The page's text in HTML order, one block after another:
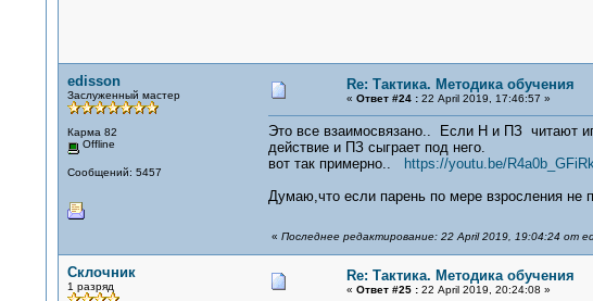
edisson
Заслуженный мастер
Карма 82
Offline
Сообщений: 5457
Re: Тактика. Методика обучения
« Ответ #24 :22 April 2019, 17:46:57 »
Это все взаимосвязано.. Если Н и ПЗ читают
действие и ПЗ сыграет под него.
вот так примерно..
https://youtu.be/
Думаю,что если парень по мере взросления не
« Последнее редактирование: 22 April 2019, 19:04:24 от
Склочник
1 разряд
Re: Тактика. Методика обучения
« Ответ #25 :22 April 2019, 20:24:08 »